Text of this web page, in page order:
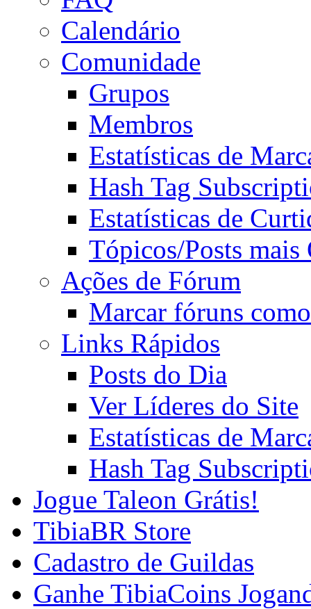
Calendário
Comunidade
Grupos
Membros
Estatísticas de
Hash Tag
Estatísticas de
Tópicos/Posts mais
Ações de Fórum
Marcar fóruns
Links Rápidos
Posts do Dia
Ver Líderes do Site
Estatísticas de
Hash Tag
Jogue Taleon Grátis!
TibiaBR Store
Cadastro de Guildas
Ganhe TibiaCoins